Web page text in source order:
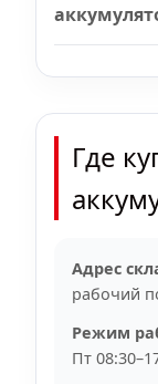
Где
Адрес
рабочий
Режим
Пт